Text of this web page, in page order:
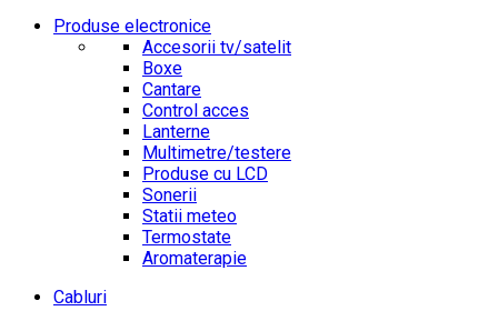
Produse electronice
Accesorii tv/satelit
Boxe
Cantare
Control acces
Lanterne
Multimetre/testere
Produse cu LCD
Sonerii
Statii meteo
Termostate
Aromaterapie
Cabluri